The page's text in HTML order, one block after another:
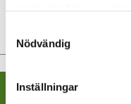
länken" ovan.
Post- och
området, lämnar
Nödvändig
Inställningar